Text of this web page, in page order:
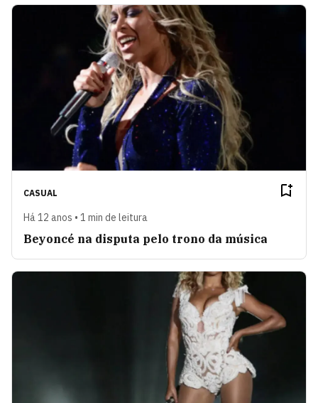
CASUAL
Há 12 anos • 1 min de leitura
Beyoncé na disputa pelo trono da música